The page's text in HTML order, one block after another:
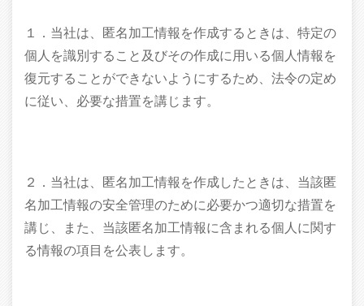
１．当社は、匿名加工情報を作成するときは、特定の
個人を識別すること及びその作成に用いる個人情報を
復元することができないようにするため、法令の定め
に従い、必要な措置を講じます。
２．当社は、匿名加工情報を作成したときは、当該匿
名加工情報の安全管理のために必要かつ適切な措置を
講じ、また、当該匿名加工情報に含まれる個人に関す
る情報の項目を公表します。